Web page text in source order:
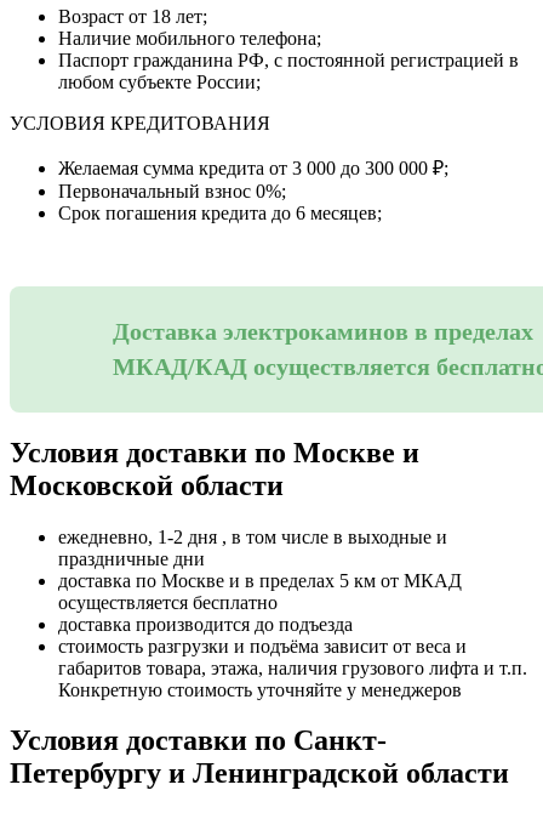
Возраст от 18 лет;
Наличие мобильного телефона;
Паспорт гражданина РФ, с постоянной регистрацией в
любом субъекте России;
УСЛОВИЯ КРЕДИТОВАНИЯ
Желаемая сумма кредита от 3 000 до 300 000 ₽;
Первоначальный взнос 0%;
Срок погашения кредита до 6 месяцев;
Доставка электрокаминов в пределах
МКАД/КАД осуществляется
Условия доставки по Москве и
Московской области
ежедневно, 1-2 дня , в том числе в выходные и
праздничные дни
доставка по Москве и в пределах 5 км от МКАД
осуществляется бесплатно
доставка производится до подъезда
стоимость разгрузки и подъёма зависит от веса и
габаритов товара, этажа, наличия грузового лифта и т.п.
Конкретную стоимость уточняйте у менеджеров
Условия доставки по Санкт-
Петербургу и Ленинградской области